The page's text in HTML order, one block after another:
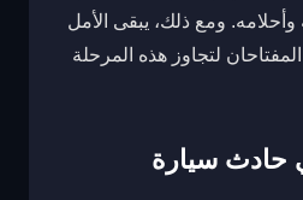
وأحلامه. ومع ذلك، يبقى الأمل
لتجاوز هذه المرحلة
سيارة